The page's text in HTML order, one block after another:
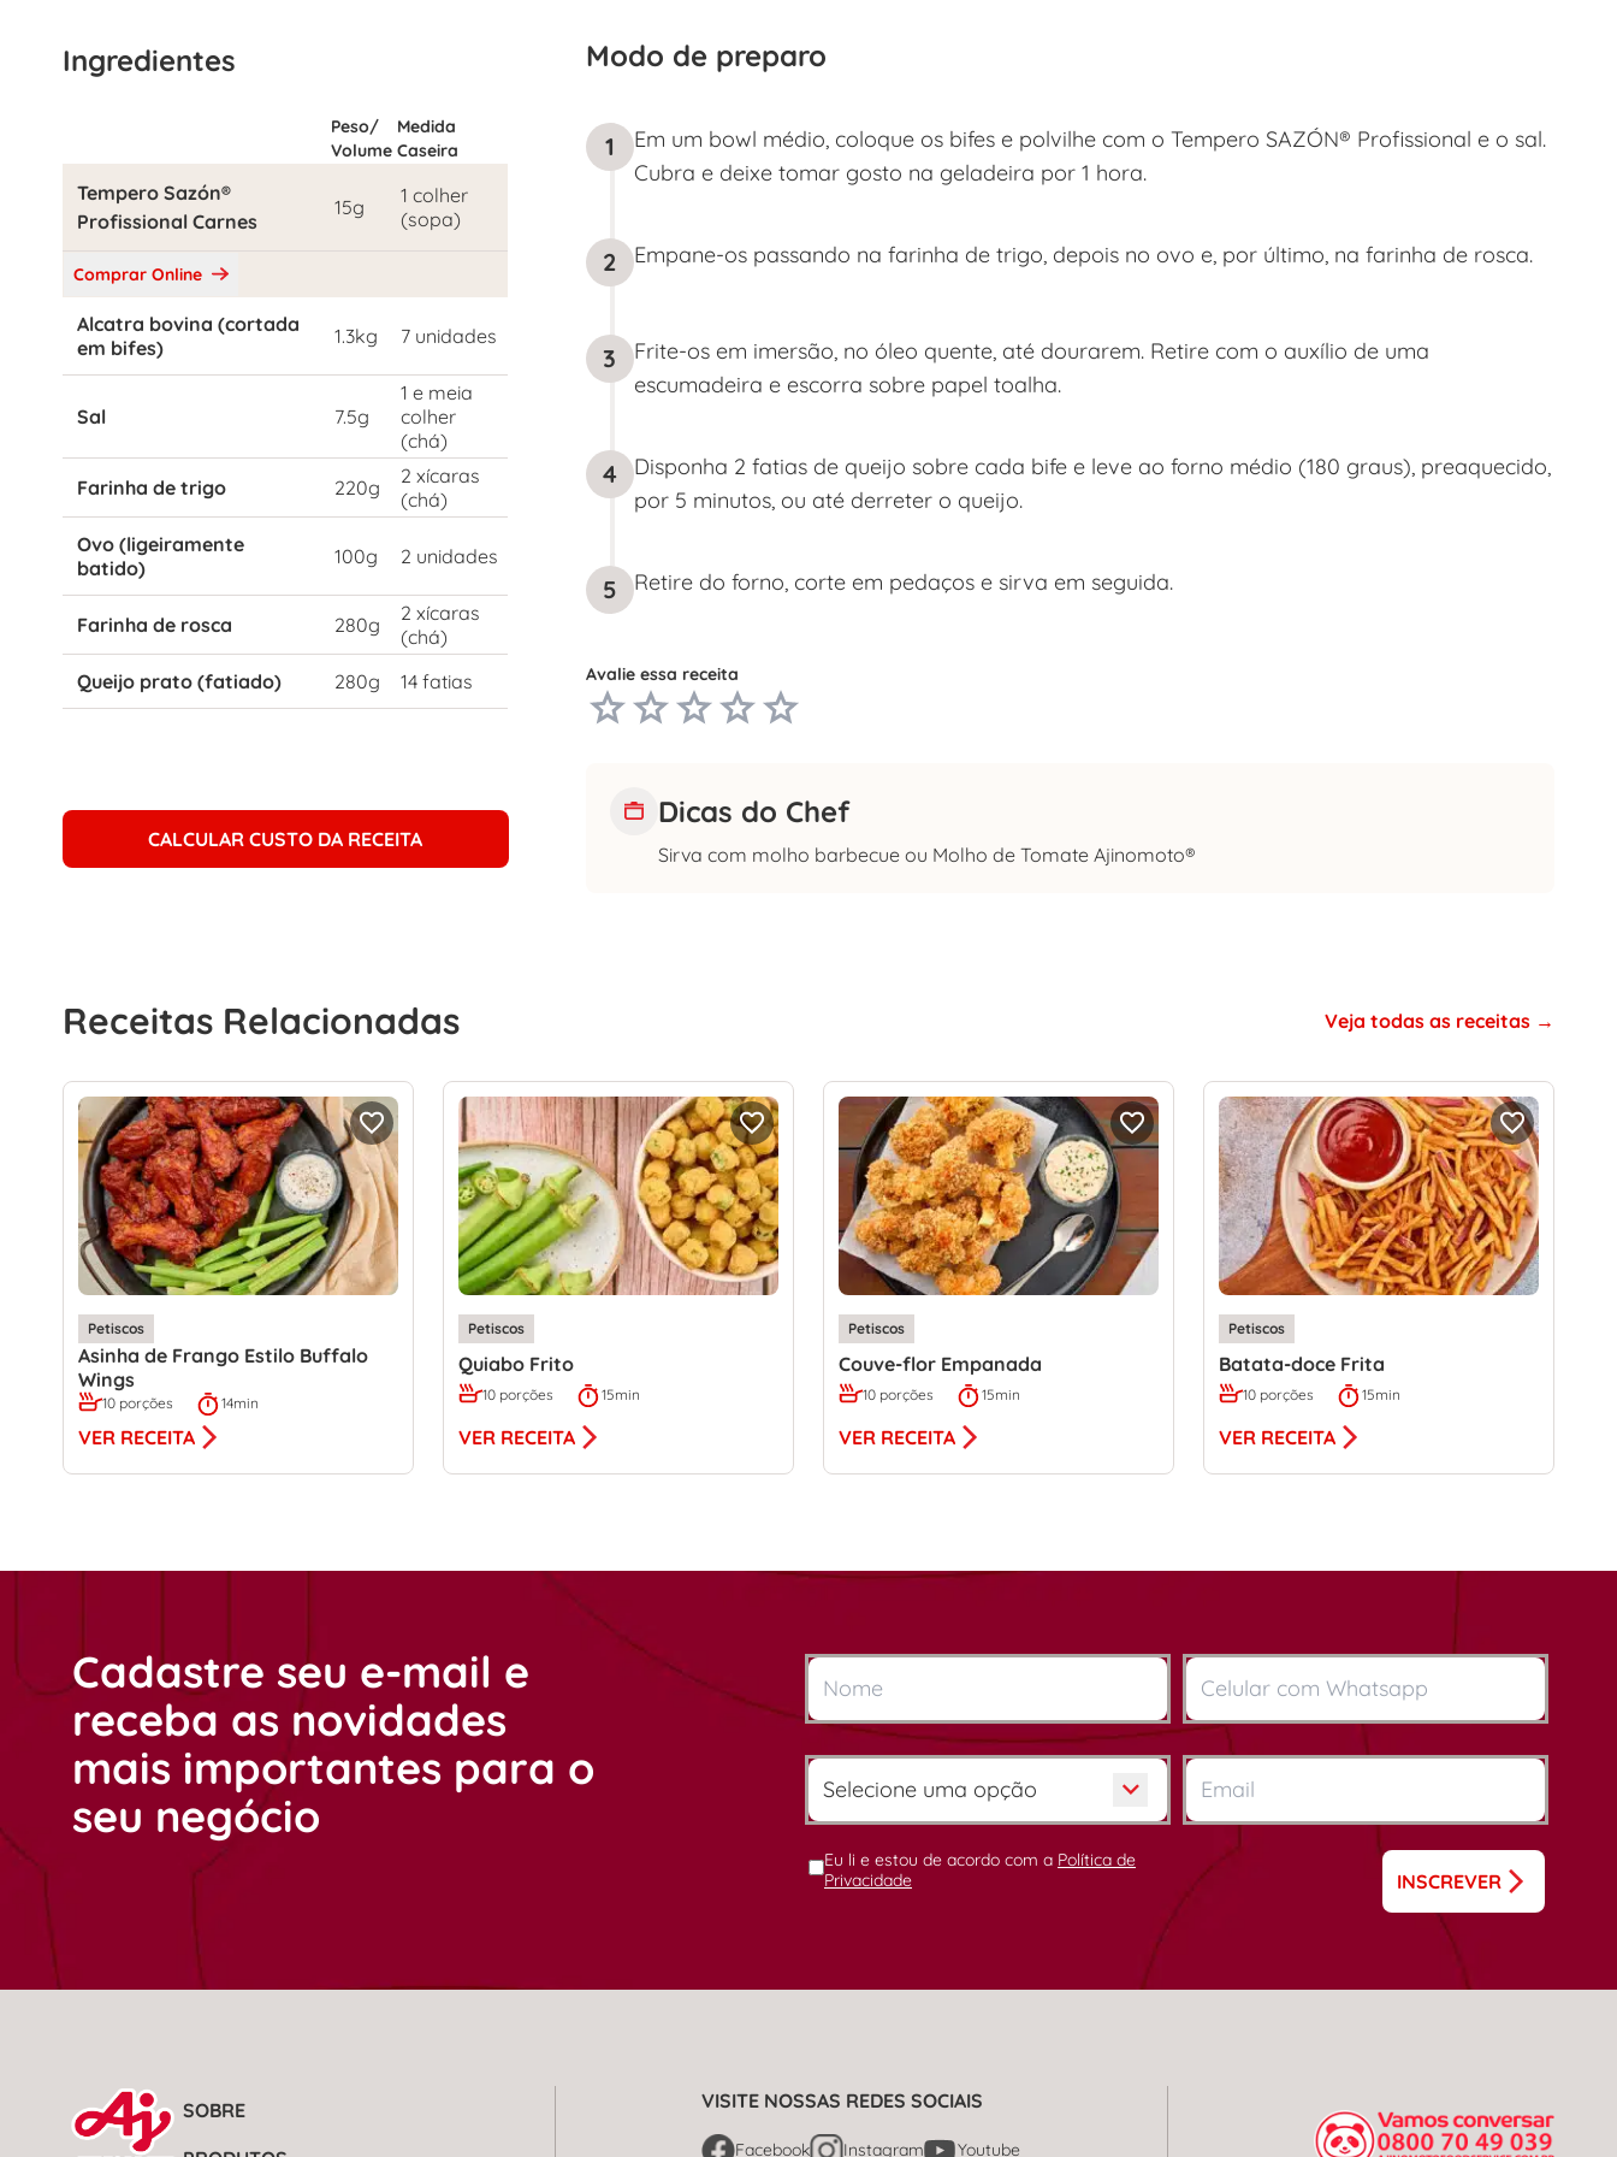
Ingredientes
Peso/
Volume
Medida
Caseira
Tempero Sazón®
Profissional Carnes
15g
1 colher
(sopa)
Comprar Online
Alcatra bovina (cortada
em bifes)
1.3kg 7 unidades
Sal 7.5g
1 e meia
colher
(chá)
Farinha de trigo
220g
2 xícaras
(chá)
Ovo (ligeiramente
batido)
100g 2 unidades
Farinha de rosca 280g
2 xícaras
(chá)
Queijo prato (fatiado)
280g 14 fatias
CALCULAR CUSTO DA RECEITA
Modo de preparo
1
Em um bowl médio, coloque os bifes e polvilhe com o Tempero SAZÓN® Profissional e o sal.
Cubra e deixe tomar gosto na geladeira por 1 hora.
2 Empane-os passando na farinha de trigo, depois no ovo e, por último, na farinha de rosca.
3
Frite-os em imersão, no óleo quente, até dourarem. Retire com o auxílio de uma
escumadeira e escorra sobre papel toalha.
4
Disponha 2 fatias de queijo sobre cada bife e leve ao forno médio (180 graus), preaquecido,
por 5 minutos, ou até derreter o queijo.
5 Retire do forno, corte em pedaços e sirva em seguida.
Avalie essa receita
Dicas do Chef
Sirva com molho barbecue ou Molho de Tomate Ajinomoto®
Receitas Relacionadas Veja todas as receitas
Petiscos
Asinha de Frango Estilo Buffalo
Wings
10 porções 14min
VER RECEITA
Petiscos
Quiabo Frito
10 porções 15min
VER RECEITA
Petiscos
Couve-flor Empanada
10 porções 15min
VER RECEITA
Petiscos
Batata-doce Frita
10 porções 15min
VER RECEITA
Cadastre seu e-mail e
receba as novidades
mais importantes para o
seu negócio
Eu li e estou de acordo com a Política de
Privacidade
INSCREVER
SOBRE
VISITE NOSSAS REDES SOCIAIS
Facebook Instagram Youtube